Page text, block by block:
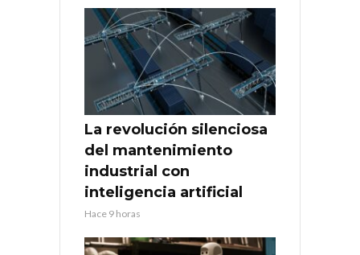
La revolución silenciosa
del mantenimiento
industrial con
inteligencia artificial
Hace 9 horas